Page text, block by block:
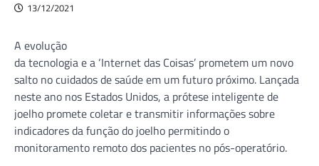
13/12/2021
A evolução
da tecnologia e a ‘Internet das Coisas’ prometem um novo
salto no cuidados de saúde em um futuro próximo. Lançada
neste ano nos Estados Unidos, a prótese inteligente de
joelho promete coletar e transmitir informações sobre
indicadores da função do joelho permitindo o
monitoramento remoto dos pacientes no pós-operatório.